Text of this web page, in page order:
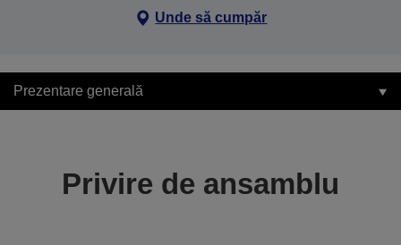
Unde să cumpăr
Prezentare generală
Privire de ansamblu